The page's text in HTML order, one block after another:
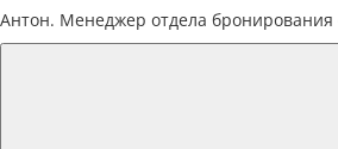
Антон. Менеджер отдела бронирования